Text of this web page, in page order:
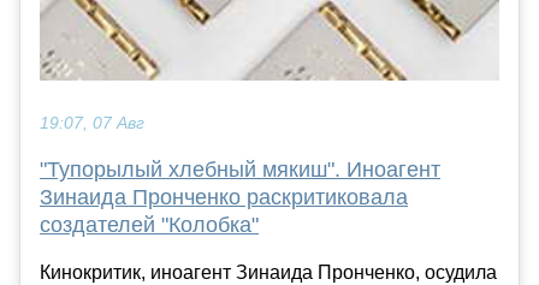
19:07, 07 Авг
"Тупорылый хлебный мякиш". Иноагент
Зинаида Пронченко раскритиковала
создателей "Колобка"
Кинокритик, иноагент Зинаида Пронченко, осудила